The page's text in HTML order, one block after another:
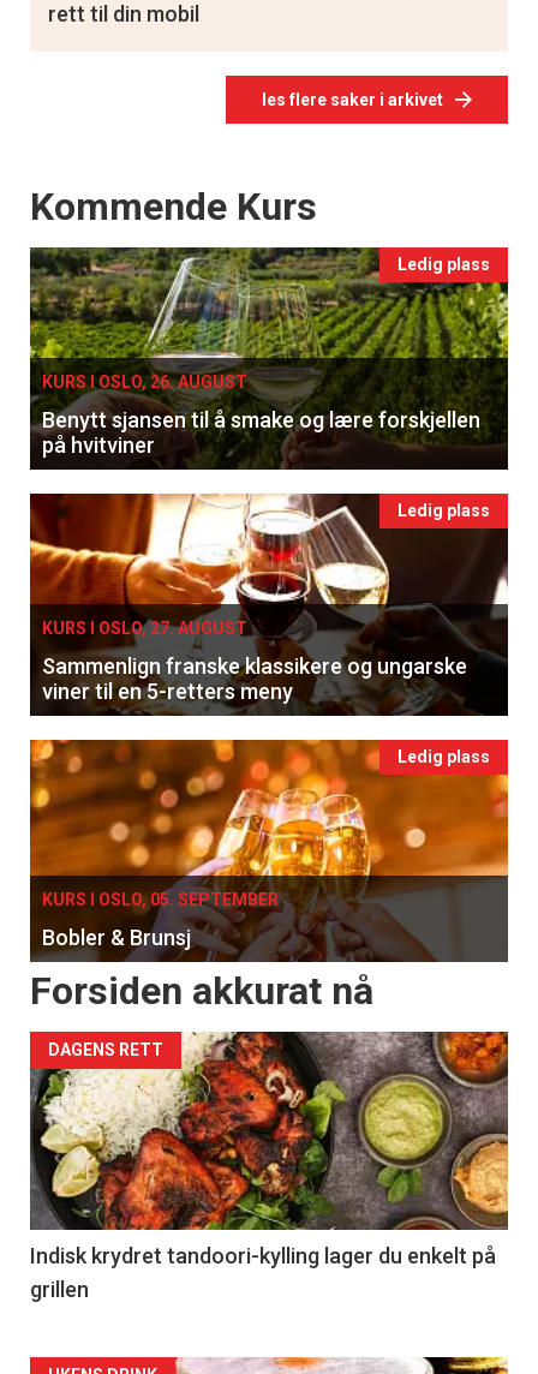
les flere saker i arkivet
rett til din mobil
Events
Kommende Kurs
Ledig plass
KURS I OSLO, 26. AUGUST
Benytt sjansen til å smake og lære forskjellen
på hvitviner
Ledig plass
KURS I OSLO, 27. AUGUST
Sammenlign franske klassikere og ungarske
viner til en 5-retters meny
Ledig plass
KURS I OSLO, 05. SEPTEMBER
Bobler & Brunsj
Forsiden akkurat nå
DAGENS RETT
Indisk krydret tandoori-kylling lager du enkelt på
grillen